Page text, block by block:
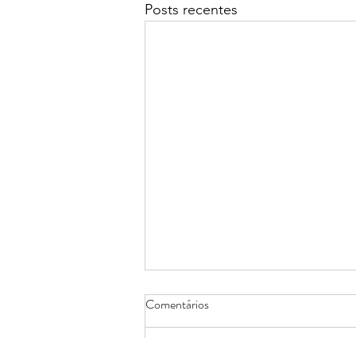
Posts recentes
Comentários